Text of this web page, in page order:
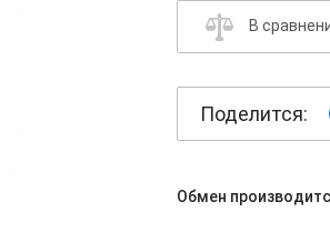
В
Поделится:
Обмен